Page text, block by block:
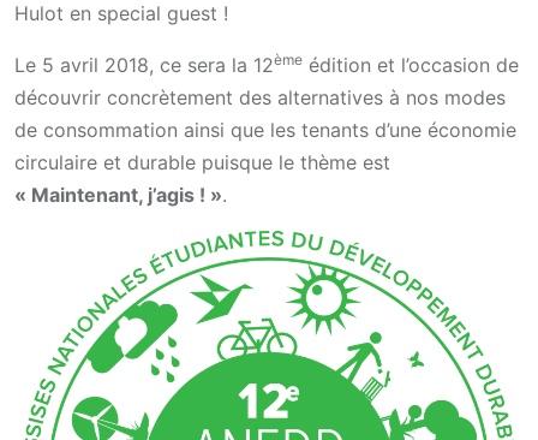
Hulot en special guest !
Le 5 avril 2018, ce sera la 12ème édition et l’occasion de
découvrir concrètement des alternatives à nos modes
de consommation ainsi que les tenants d’une économie
circulaire et durable puisque le thème est
« Maintenant, j’agis ! ».